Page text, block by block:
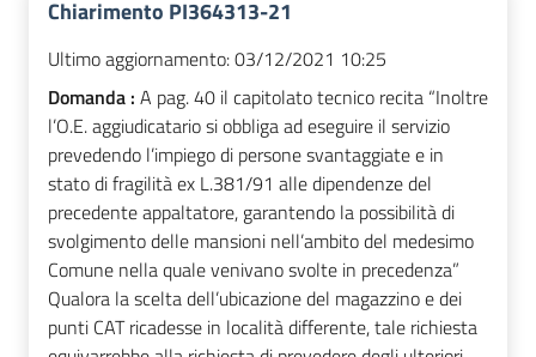
Chiarimento PI364313-21
Ultimo aggiornamento:03/12/2021 10:25
Domanda : A pag. 40 il capitolato tecnico recita “Inoltre
l’O.E. aggiudicatario si obbliga ad eseguire il servizio
prevedendo l’impiego di persone svantaggiate e in
stato di fragilità ex L.381/91 alle dipendenze del
precedente appaltatore, garantendo la possibilità di
svolgimento delle mansioni nell’ambito del medesimo
Comune nella quale venivano svolte in precedenza”
Qualora la scelta dell’ubicazione del magazzino e dei
punti CAT ricadesse in località differente, tale richiesta